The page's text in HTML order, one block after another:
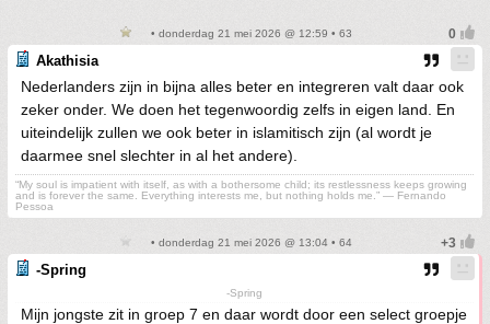
• donderdag 21 mei 2026 @ 12:59 • 63
Akathisia
Nederlanders zijn in bijna alles beter en integreren valt daar ook
zeker onder. We doen het tegenwoordig zelfs in eigen land. En
uiteindelijk zullen we ook beter in islamitisch zijn (al wordt je
daarmee snel slechter in al het andere).
“My soul is impatient with itself, as with a bothersome child; its restlessness keeps growing
and is forever the same. Everything interests me, but nothing holds me.” ― Fernando
Pessoa
• donderdag 21 mei 2026 @ 13:04 • 64
-Spring
-Spring
Mijn jongste zit in groep 7 en daar wordt door een select groepje